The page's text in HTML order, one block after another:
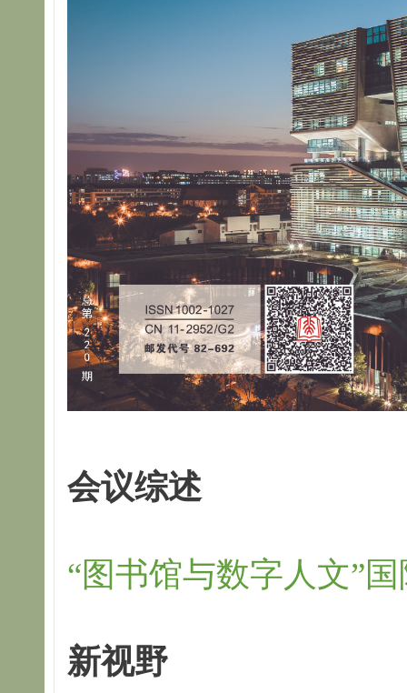
会议综述
“图书馆与数字人文”
新视野